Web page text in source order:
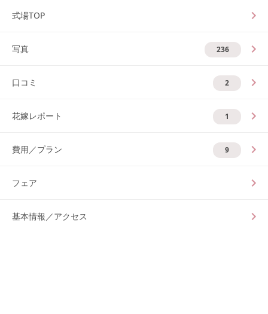
式場TOP
写真 236
口コミ 2
花嫁レポート 1
費用／プラン 9
フェア
基本情報／アクセス